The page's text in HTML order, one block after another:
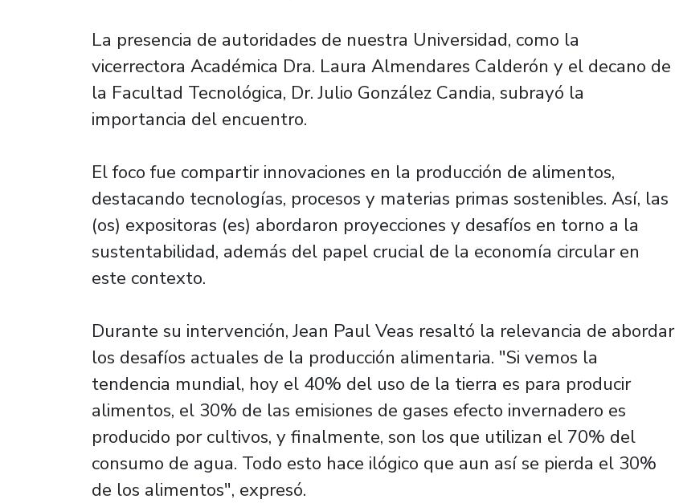
La presencia de autoridades de nuestra Universidad, como la
vicerrectora Académica Dra. Laura Almendares Calderón y el decano de
la Facultad Tecnológica, Dr. Julio González Candia, subrayó la
importancia del encuentro.
El foco fue compartir innovaciones en la producción de alimentos,
destacando tecnologías, procesos y materias primas sostenibles. Así, las
(os) expositoras (es) abordaron proyecciones y desafíos en torno a la
sustentabilidad, además del papel crucial de la economía circular en
este contexto.
Durante su intervención, Jean Paul Veas resaltó la relevancia de abordar
los desafíos actuales de la producción alimentaria. "Si vemos la
tendencia mundial, hoy el 40% del uso de la tierra es para producir
alimentos, el 30% de las emisiones de gases efecto invernadero es
producido por cultivos, y finalmente, son los que utilizan el 70% del
consumo de agua. Todo esto hace ilógico que aun así se pierda el 30%
de los alimentos", expresó.